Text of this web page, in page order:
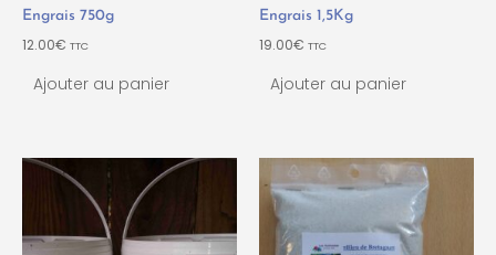
Engrais 750g
12.00€ TTC
Ajouter au panier
Engrais 1,5Kg
19.00€ TTC
Ajouter au panier